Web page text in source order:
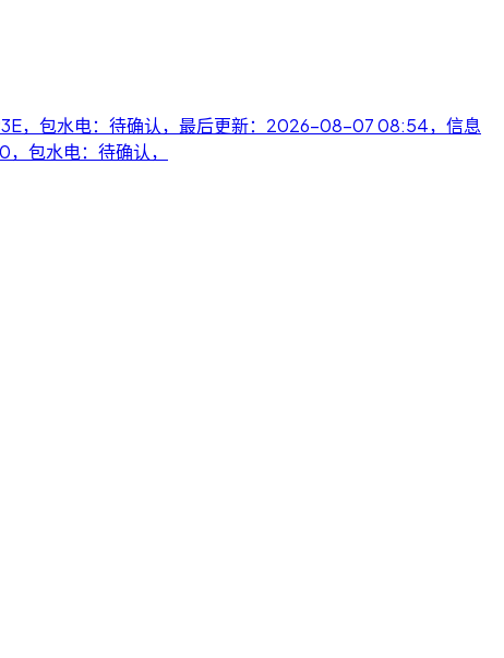
，包水电：待确认，最后更新：2026-08-07 08:54，信息
包水电：待确认，